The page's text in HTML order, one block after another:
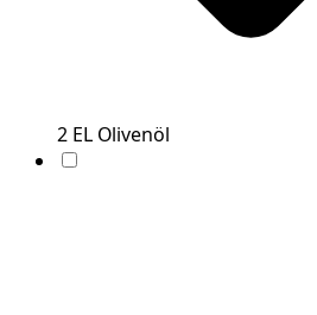
2 EL Olivenöl